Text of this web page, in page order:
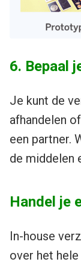
6. Bepaal
Je kunt de
afhandelen
een partner.
de middelen
Handel je
In-house
over het